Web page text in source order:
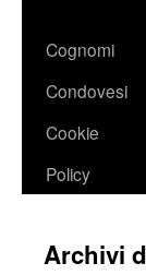
Cognomi
Condovesi
Cookie
Policy
Archivi